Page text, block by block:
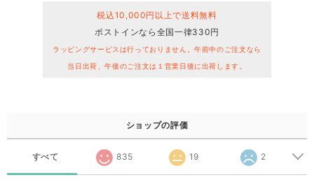
税込10,000円以上で送料無料
ポストインなら全国一律330円
ラッピングサービスは行っておりません。午前中のご注文なら
当日出荷、午後のご注文は１営業日後に出荷します。
ショップの評価
すべて 835 19 2